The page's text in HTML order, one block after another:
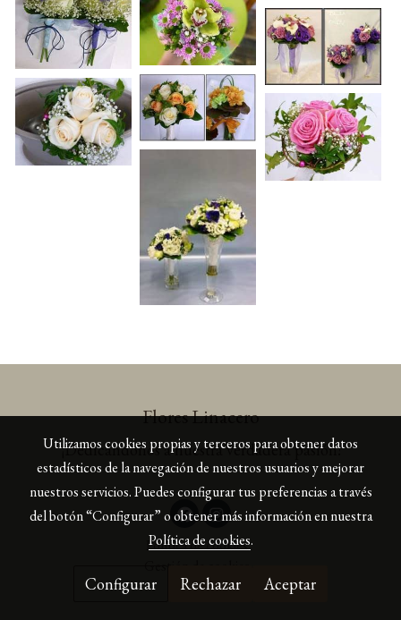
Flores Linacero
¡Dedicándonos a nuestra verdadera pasión!
Política de cookies
Utilizamos cookies propias y terceros para obtener datos
estadísticos de la navegación de nuestros usuarios y mejorar
nuestros servicios. Puedes configurar tus preferencias a través
del botón “Configurar” o obtener más información en nuestra
Política de cookies.
Configurar Rechazar Aceptar